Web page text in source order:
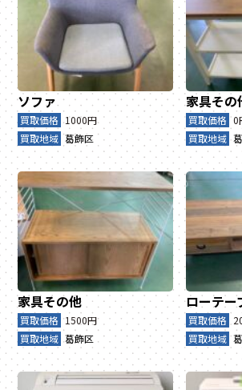
ソファ
買取価格 1000円
買取地域 葛飾区
家具その
買取価格 0
買取地域
家具その他
買取価格 1500円
買取地域 葛飾区
ローテー
買取価格
買取地域